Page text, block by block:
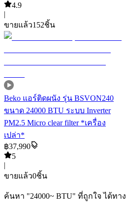
4.9
|
ขายแล้ว152ชิ้น
Beko แอร์ติดผนัง รุ่น BSVON240
ขนาด 24000 BTU ระบบ Inverter
PM2.5 Micro clear filter *เครื่อง
เปล่า*
฿37,990
5
|
ขายแล้ว0ชิ้น
ค้นหา "24000~ BTU" ที่ถูกใจ ได้ทาง